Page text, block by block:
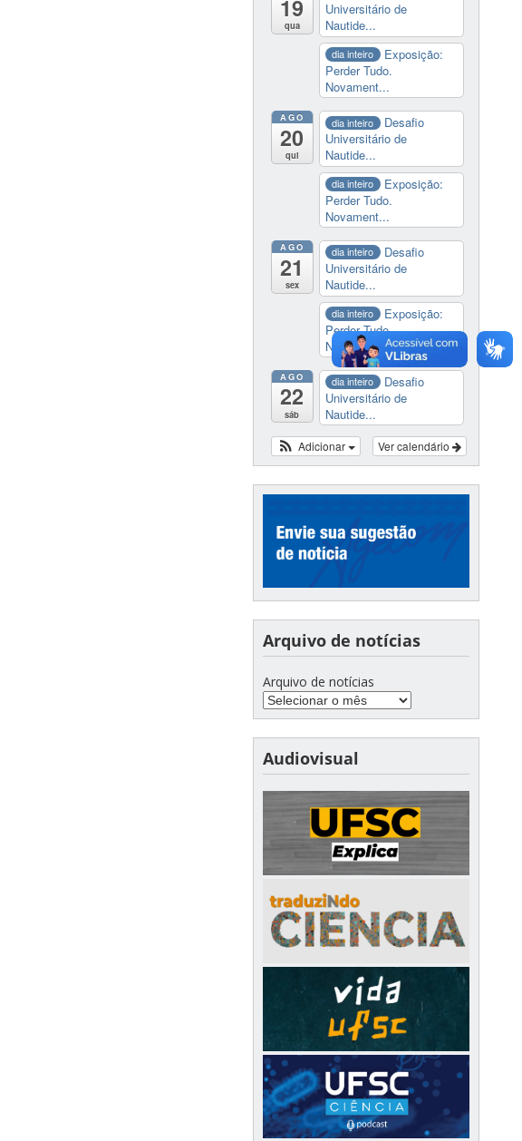
19
qua
Universitário de
Nautide...
dia inteiro
Exposição:
Perder Tudo.
Novament...
AGO
20
qui
dia inteiro
Desafio
Universitário de
Nautide...
dia inteiro
Exposição:
Perder Tudo.
Novament...
AGO
21
sex
dia inteiro
Desafio
Universitário de
Nautide...
dia inteiro
Exposição:
Perder Tudo.
Novament...
AGO
22
sáb
dia inteiro
Desafio
Universitário de
Nautide...
Ver calendário
Adicionar
Arquivo de notícias
Arquivo de notícias
Audiovisual